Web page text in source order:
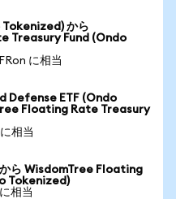
から
Treasury Fund (Ondo
に相当
Defense ETF (Ondo
Floating Rate Treasury
相当
ら WisdomTree Floating
Tokenized)
相当